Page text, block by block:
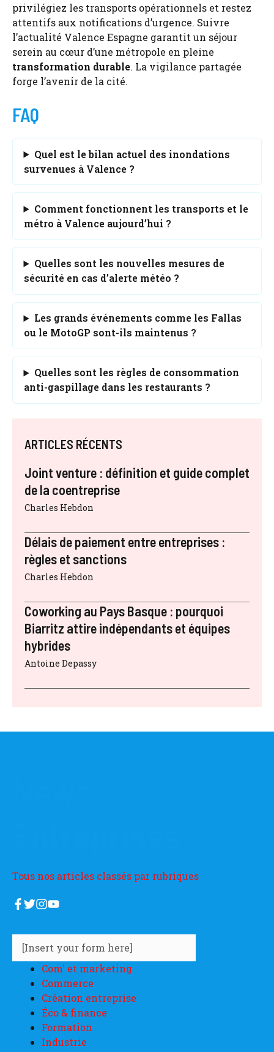
privilégiez les transports opérationnels et restez
attentifs aux notifications d’urgence. Suivre
l’actualité Valence Espagne garantit un séjour
serein au cœur d’une métropole en pleine
transformation durable. La vigilance partagée
forge l’avenir de la cité.
FAQ
Quel est le bilan actuel des inondations
survenues à Valence ?
Comment fonctionnent les transports et le
métro à Valence aujourd’hui ?
Quelles sont les nouvelles mesures de
sécurité en cas d’alerte météo ?
Les grands événements comme les Fallas
ou le MotoGP sont-ils maintenus ?
Quelles sont les règles de consommation
anti-gaspillage dans les restaurants ?
ARTICLES RÉCENTS
Joint venture : définition et guide complet
de la coentreprise
Charles Hebdon
Délais de paiement entre entreprises :
règles et sanctions
Charles Hebdon
Coworking au Pays Basque : pourquoi
Biarritz attire indépendants et équipes
hybrides
Antoine Depassy
Tous nos articles classés par rubriques
[Insert your form here]
Com' et marketing
Commerce
Création entreprise
Éco & finance
Formation
Industrie